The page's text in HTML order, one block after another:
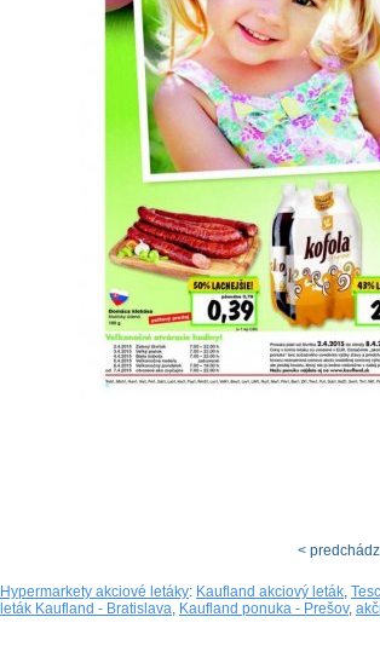
<
Hypermarkety akciové letáky: Kaufland akciový leták,
leták Kaufland - Bratislava, Kaufland ponuka - Prešov,